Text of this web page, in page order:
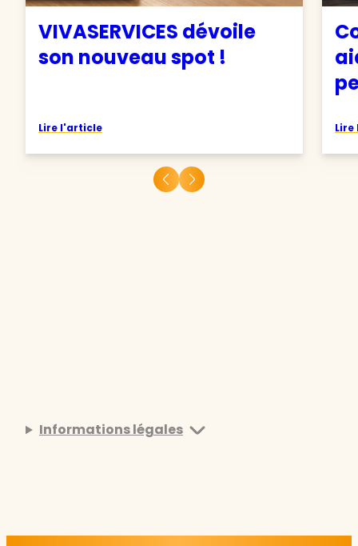
VIVASERVICES dévoile
son nouveau spot !
Lire l'article
Informations légales